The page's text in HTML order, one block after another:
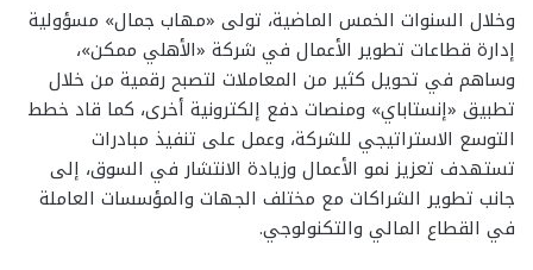
وخلال السنوات الخمس الماضية، تولى «مهاب جمال» مسؤولية
إدارة قطاعات تطوير الأعمال في شركة «الأهلي ممكن»،
وساهم في تحويل كثير من المعاملات لتصبح رقمية من خلال
تطبيق «إنستاباي» ومنصات دفع إلكترونية أخرى، كما قاد خطط
التوسع الاستراتيجي للشركة، وعمل على تنفيذ مبادرات
تستهدف تعزيز نمو الأعمال وزيادة الانتشار في السوق، إلى
جانب تطوير الشراكات مع مختلف الجهات والمؤسسات العاملة
في القطاع المالي والتكنولوجي.